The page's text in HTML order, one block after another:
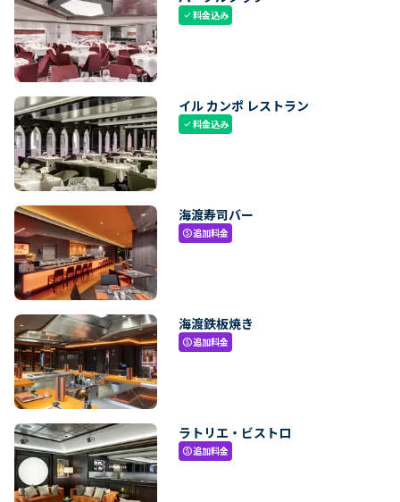
check料金込み
イル カンポ レストラン
check料金込み
海渡寿司バー
paid追加料金
海渡鉄板焼き
paid追加料金
ラトリエ・ビストロ
paid追加料金